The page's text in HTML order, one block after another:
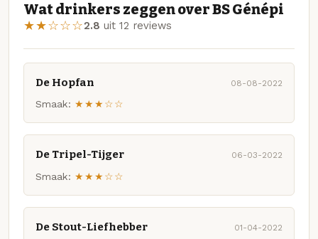
Wat drinkers zeggen over BS Génépi
★★☆☆☆2.8 uit 12 reviews
De Hopfan 08-08-2022
Smaak: ★★★☆☆
De Tripel-Tijger 06-03-2022
Smaak: ★★★☆☆
De Stout-Liefhebber 01-04-2022